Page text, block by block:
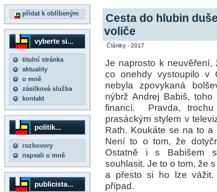
přidat k oblíbeným
vyberte si...
titulní stránka
aktuality
o mně
zásilková služba
kontakt
politik...
rozhovory
napsali o mně
publicista...
Cesta do hlubin
voliče
Články - 2017
Je naprosto k neuvěření,
co onehdy vystoupilo v
nebyla zpovykaná
nýbrž Andrej Babiš,
financí. Pravda,
prasáckým stylem v
Rath. Koukáte se na to
Není to o tom, že
Ostatně i s Babišem
souhlasit. Je to o tom, že
a přesto si ho lze vážit.
případ.